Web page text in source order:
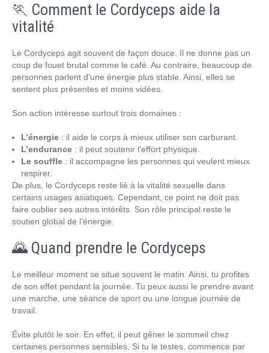
🏃 Comment le Cordyceps aide la
vitalité
Le Cordyceps agit souvent de façon douce. Il ne donne pas un
coup de fouet brutal comme le café. Au contraire, beaucoup de
personnes parlent d’une énergie plus stable. Ainsi, elles se
sentent plus présentes et moins vidées.
Son action intéresse surtout trois domaines :
L’énergie : il aide le corps à mieux utiliser son carburant.
L’endurance : il peut soutenir l’effort physique.
Le souffle : il accompagne les personnes qui veulent mieux
respirer.
De plus, le Cordyceps reste lié à la vitalité sexuelle dans
certains usages asiatiques. Cependant, ce point ne doit pas
faire oublier ses autres intérêts. Son rôle principal reste le
soutien global de l’énergie.
🌄 Quand prendre le Cordyceps
Le meilleur moment se situe souvent le matin. Ainsi, tu profites
de son effet pendant la journée. Tu peux aussi le prendre avant
une marche, une séance de sport ou une longue journée de
travail.
Évite plutôt le soir. En effet, il peut gêner le sommeil chez
certaines personnes sensibles. Si tu le testes, commence par